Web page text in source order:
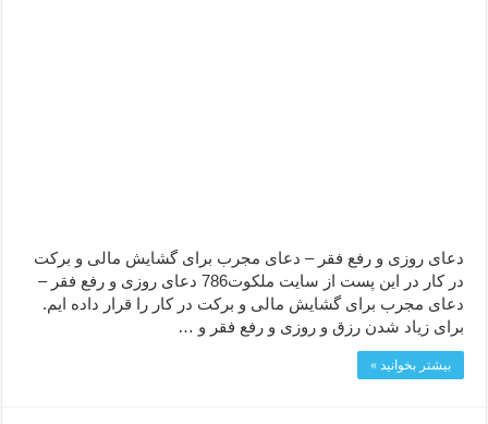
دعای روزی و رفع فقر – دعای مجرب برای گشایش مالی و برکت
در کار در این پست از سایت ملکوت786 دعای روزی و رفع فقر –
دعای مجرب برای گشایش مالی و برکت در کار را قرار داده ایم.
برای زیاد شدن رزق و روزی و رفع فقر و …
بیشتر بخوانید »